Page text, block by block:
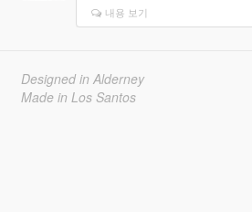
내용 보기
Designed in Alderney
Made in Los Santos